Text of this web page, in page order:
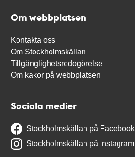
Om webbplatsen
Kontakta oss
Om Stockholmskällan
Tillgänglighetsredogörelse
Om kakor på webbplatsen
Sociala medier
Stockholmskällan på Facebook
Stockholmskällan på Instagram